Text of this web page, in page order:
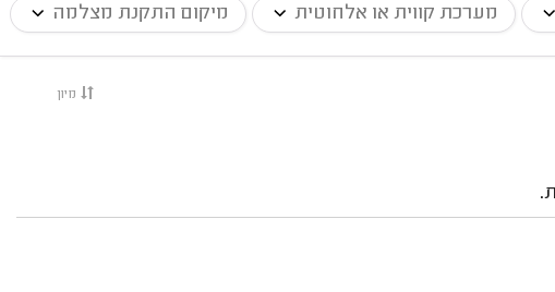
מערכת קווית או אלחוטית מיקום התקנת מצלמה
מיון